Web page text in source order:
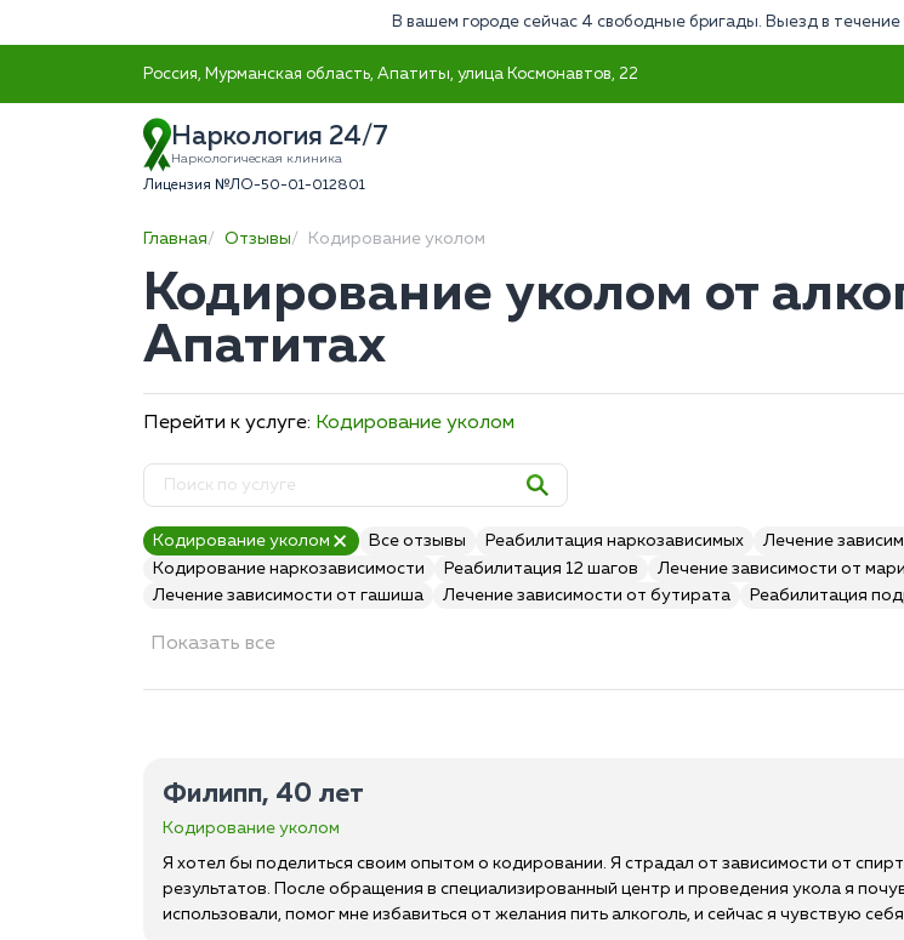
В вашем городе сейчас 4 свободные бригады. Выезд в течение
Россия, Мурманская область, Апатиты, улица Космонавтов, 22
Наркология 24/7
Наркологическая клиника
Лицензия №ЛО-50-01-012801
Главная Отзывы Кодирование уколом
Кодирование уколом от
Апатитах
Перейти к услуге: Кодирование уколом
Кодирование уколом Все отзывы Реабилитация наркозависимых Лечение
Кодирование наркозависимости
Реабилитация 12 шагов Лечение зависимости от
Лечение зависимости от гашиша
Лечение зависимости от бутирата Реабилитация
Показать все
Филипп, 40 лет
Кодирование уколом
Я хотел бы поделиться своим опытом о кодировании. Я страдал от зависимости от
результатов. После обращения в специализированный центр и проведения укола я
использовали, помог мне избавиться от желания пить алкоголь, и сейчас я чувствую